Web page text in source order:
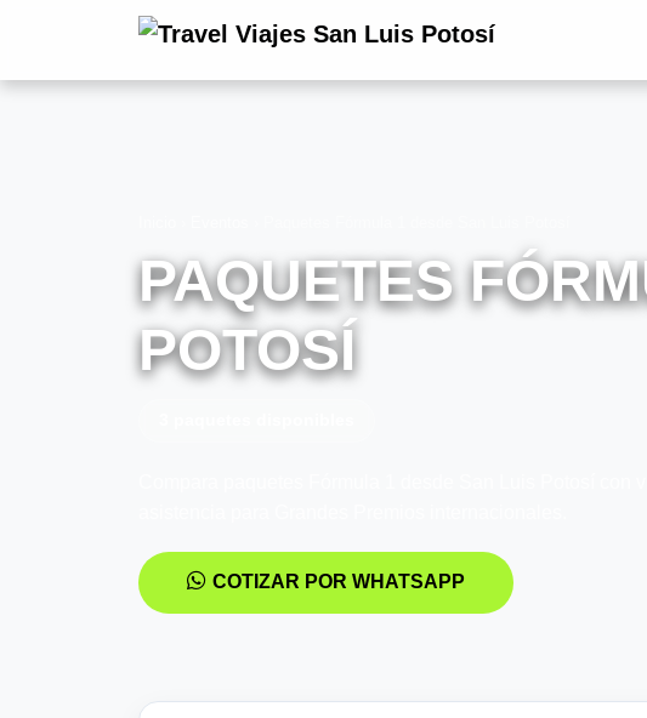
PAQUETES
POTOSÍ
COTIZAR POR WHATSAPP